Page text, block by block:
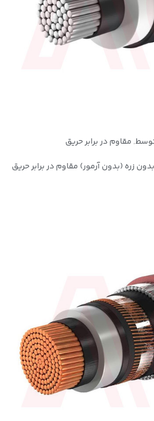
, مقاوم در برابر حریق
زره (بدون آرمور) مقاوم در برابر حریق